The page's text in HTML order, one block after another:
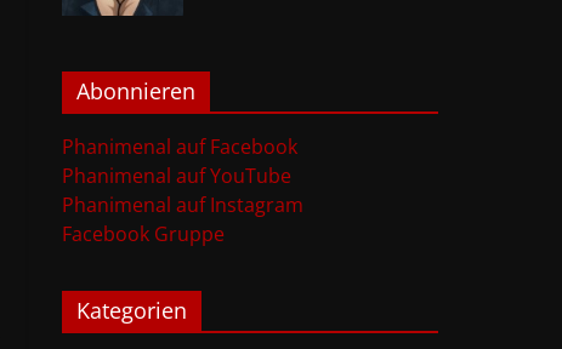
Abonnieren
Phanimenal auf Facebook
Phanimenal auf YouTube
Phanimenal auf Instagram
Facebook Gruppe
Kategorien